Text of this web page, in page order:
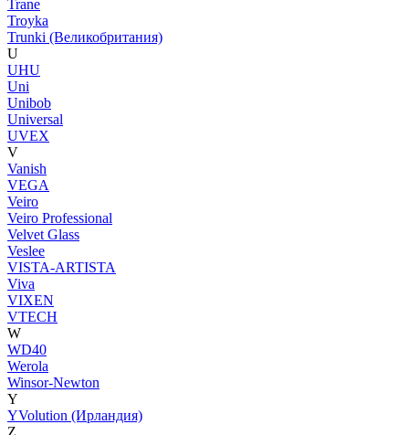
Trane
Troyka
Trunki (Великобритания)
U
UHU
Uni
Unibob
Universal
UVEX
V
Vanish
VEGA
Veiro
Veiro Professional
Velvet Glass
Veslee
VISTA-ARTISTA
Viva
VIXEN
VTECH
W
WD40
Werola
Winsor-Newton
Y
YVolution (Ирландия)
Z